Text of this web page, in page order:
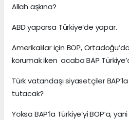
Allah aşkına?
ABD yaparsa Türkiye’de yapar.
Amerikalılar için BOP,
korumak iken acaba BAP
Türk vatandaşı siyasetçiler BAP’la
tutacak?
Yoksa BAP’la Türkiye’yi BOP’a,